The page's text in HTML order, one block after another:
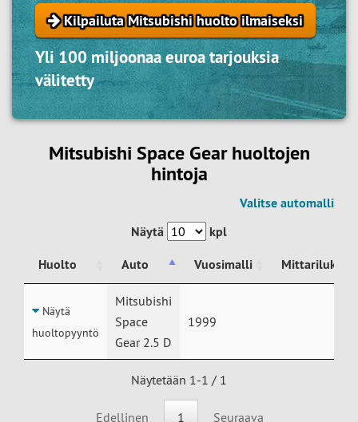
Kilpailuta Mitsubishi huolto ilmaiseksi
Yli 100 miljoonaa euroa tarjouksia
välitetty
Mitsubishi Space Gear huoltojen
hintoja
Valitse automalli
Näytä
kpl
Huolto
Auto Vuosimalli
Auto
Näytä
huoltopyyntö
Mitsubishi
Space
Gear 2.5 D
1999
Näytetään 1-1 / 1
Edellinen 1 Seuraava